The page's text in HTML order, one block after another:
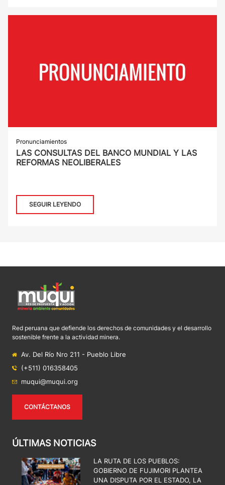
Pronunciamientos
LAS CONSULTAS DEL BANCO MUNDIAL Y LAS
REFORMAS NEOLIBERALES
SEGUIR LEYENDO
Red peruana que defiende los derechos de comunidades y el desarrollo
sostenible frente a la actividad minera.
Av. Del Río Nro 211 - Pueblo Libre
(+511) 016358405
muqui@muqui.org
CONTÁCTANOS
ÚLTIMAS NOTICIAS
LA RUTA DE LOS PUEBLOS:
GOBIERNO DE FUJIMORI PLANTEA
UNA DISPUTA POR EL ESTADO, LA